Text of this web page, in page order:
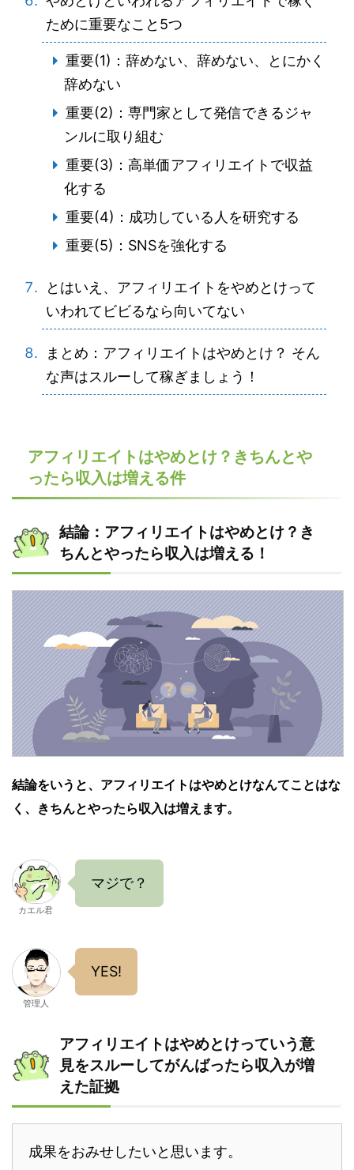
ために重要なこと5つ
重要(1)：辞めない、辞めない、とにかく
辞めない
重要(2)：専門家として発信できるジャ
ンルに取り組む
重要(3)：高単価アフィリエイトで収益
化する
重要(4)：成功している人を研究する
重要(5)：SNSを強化する
とはいえ、アフィリエイトをやめとけって
いわれてビビるなら向いてない
まとめ：アフィリエイトはやめとけ？ そん
な声はスルーして稼ぎましょう！
アフィリエイトはやめとけ？きちんとや
ったら収入は増える件
結論：アフィリエイトはやめとけ？き
ちんとやったら収入は増える！
結論をいうと、アフィリエイトはやめとけなんてことはな
く、きちんとやったら収入は増えます。
カエル君
マジで？
管理人
YES!
アフィリエイトはやめとけっていう意
見をスルーしてがんばったら収入が増
えた証拠
成果をおみせしたいと思います。